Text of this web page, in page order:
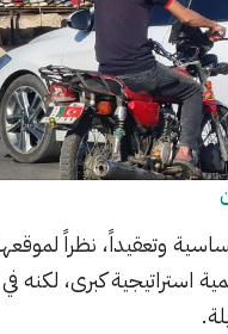
وتعقيداً، نظراً
استراتيجية كبرى، لكنه